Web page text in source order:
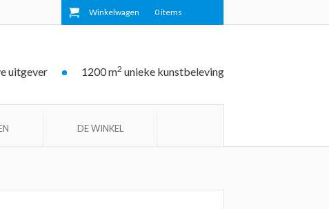
Winkelwagen 0items
1200 m2 unieke kunstbeleving
uitgever
DE WINKEL